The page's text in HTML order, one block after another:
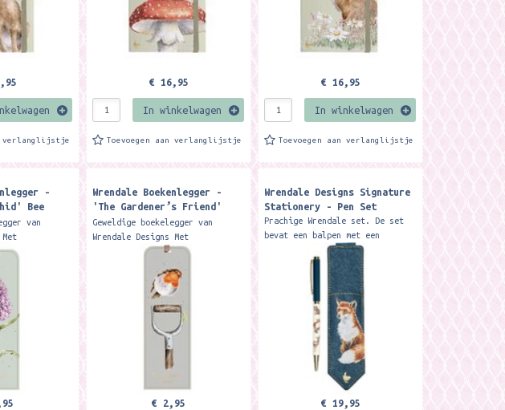
verlanglijstje
€ 16,95
In winkelwagen
Toevoegen aan verlanglijstje
€ 16,95
In winkelwagen
Toevoegen aan verlanglijstje
-
Bee
van
15 x 5 cm
your spot
or
Wrendale Boekenlegger -
'The Gardener’s Friend'
Robin Bookmark ​
Geweldige boekelegger van
Wrendale Designs Met
touwtje/lint Formaat: 15 x 5 cm
A great way to mark your spot
in your favourite book or
magazine,...
€ 2,95
Wrendale Designs Signature
Stationery - Pen Set ​
Prachige Wrendale set. De set
bevat een balpen met een
bosdiermotief en gouden
details. Het bijpassende etui
heeft een prachtige
vosillustratie op de...
€ 19,95